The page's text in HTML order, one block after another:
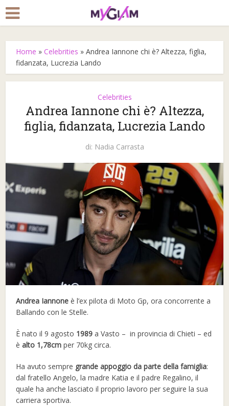
Home »Celebrities »Andrea Iannone chi è? Altezza, figlia,
fidanzata, Lucrezia Lando
Celebrities
Andrea Iannone chi è? Altezza,
figlia, fidanzata, Lucrezia Lando
di: Nadia Carrasta
Andrea Iannone è l’ex pilota di Moto Gp, ora concorrente a
Ballando con le Stelle.
È nato il 9 agosto 1989 a Vasto – in provincia di Chieti – ed
èalto 1,78cm per 70kg circa.
Ha avuto sempre grande appoggio da parte della famiglia:
dal fratello Angelo, la madre Katia e il padre Regalino, il
quale ha anche lasciato il proprio lavoro per seguire la sua
carriera sportiva.